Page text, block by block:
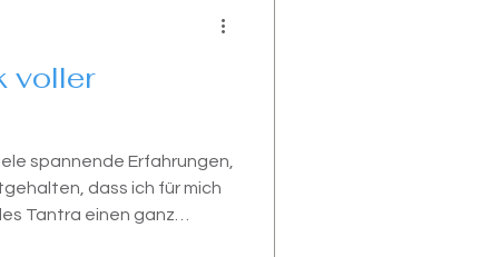
voller
spannende Erfahrungen,
dass ich für mich
Tantra einen ganz